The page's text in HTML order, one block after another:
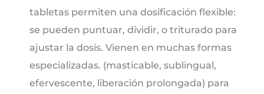
tabletas permiten una dosificación flexible:
se pueden puntuar, dividir, o triturado para
ajustar la dosis. Vienen en muchas formas
especializadas. (masticable, sublingual,
efervescente, liberación prolongada) para